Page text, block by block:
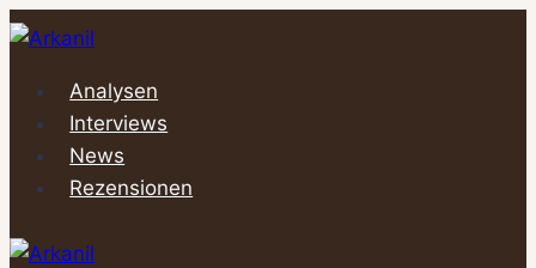
Zum
springenAnalysen
Interviews
News
Rezensionen